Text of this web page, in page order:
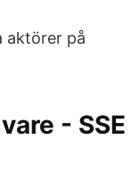
aktörer på
- SSE